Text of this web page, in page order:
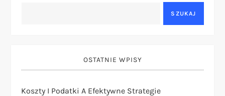
w
SZUKAJ
OSTATNIE WPISY
Koszty I Podatki A Efektywne Strategie